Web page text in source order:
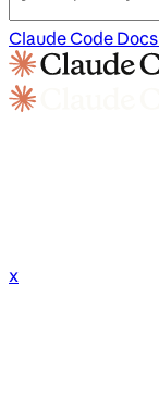
Claude Code Docs
x